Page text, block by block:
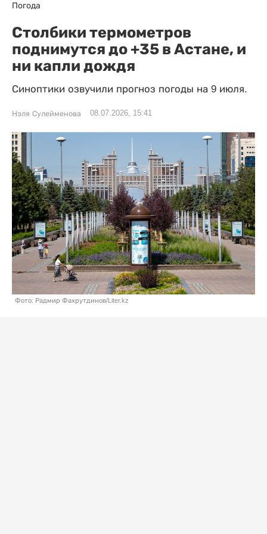
Погода
Столбики термометров
поднимутся до +35 в Астане, и
ни капли дождя
Синоптики озвучили прогноз погоды на 9 июля.
Нэля Сулейменова 08.07.2026, 15:41
Фото: Радмир Фахрутдинов/Liter.kz